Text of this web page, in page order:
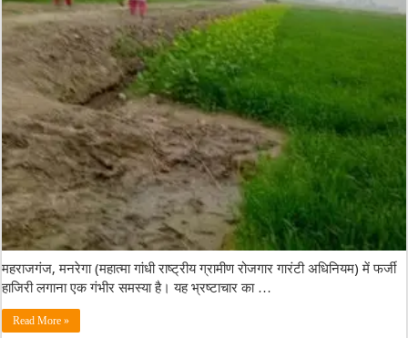
महराजगंज, मनरेगा (महात्मा गांधी राष्ट्रीय ग्रामीण रोजगार गारंटी अधिनियम) में फर्जी
हाजिरी लगाना एक गंभीर समस्या है। यह भ्रष्टाचार का …
Read More »